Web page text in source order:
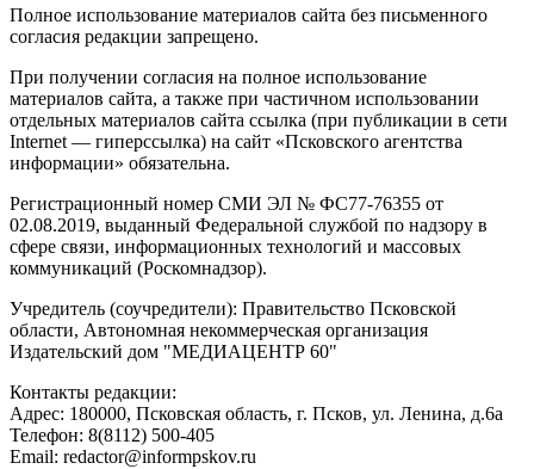
Полное использование материалов сайта без письменного
согласия редакции запрещено.
При получении согласия на полное использование
материалов сайта, а также при частичном использовании
отдельных материалов сайта ссылка (при публикации в сети
Internet — гиперссылка) на сайт «Псковского агентства
информации» обязательна.
Регистрационный номер СМИ ЭЛ № ФС77-76355 от
02.08.2019, выданный Федеральной службой по надзору в
сфере связи, информационных технологий и массовых
коммуникаций (Роскомнадзор).
Учредитель (соучредители): Правительство Псковской
области, Автономная некоммерческая организация
Издательский дом "МЕДИАЦЕНТР 60"
Контакты редакции:
Адреc: 180000, Псковская область, г. Псков, ул. Ленина, д.6а
Телефон: 8(8112) 500-405
Email: redactor@informpskov.ru